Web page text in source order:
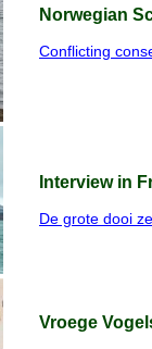
Norwegian
Conflicting
Interview in
De grote dooi
Vroege